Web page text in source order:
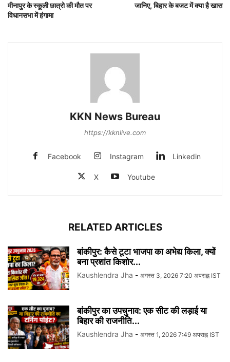
मीनापुर के स्कूली छात्रो की मौत पर
विधानसभा में हंगामा
जानिए, बिहार के बजट में क्या है खास
KKN News Bureau
https://kknlive.com
Facebook Instagram Linkedin
X Youtube
RELATED ARTICLES
बांकीपुर: कैसे टूटा भाजपा का अभेद्य किला, क्यों
बना प्रशांत किशोर...
Kaushlendra Jha - अगस्त 3, 2026 7:20 अपराह्न IST
बांकीपुर का उपचुनाव: एक सीट की लड़ाई या
बिहार की राजनीति...
Kaushlendra Jha - अगस्त 1, 2026 7:49 अपराह्न IST